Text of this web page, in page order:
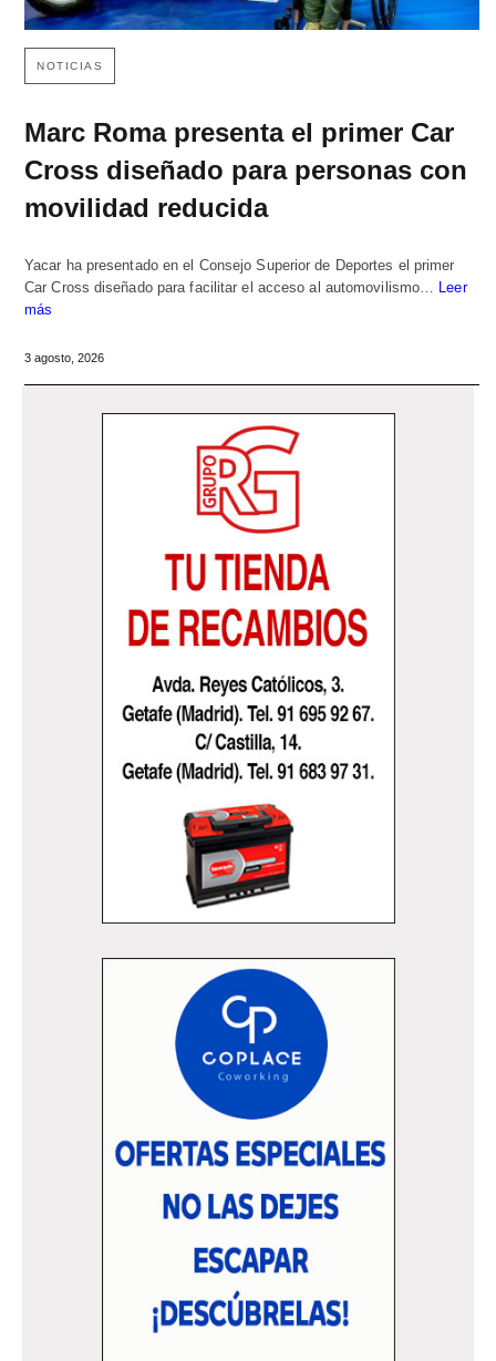
NOTICIAS
Marc Roma presenta el primer Car
Cross diseñado para personas con
movilidad reducida
Yacar ha presentado en el Consejo Superior de Deportes el primer
Car Cross diseñado para facilitar el acceso al automovilismo… Leer
más
3 agosto, 2026